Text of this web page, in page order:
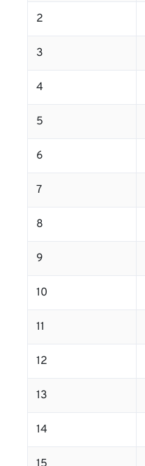
2
3
4
5
6
7
8
9
10
11
12
13
14